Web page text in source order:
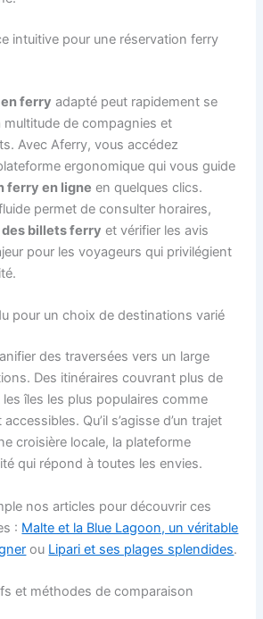
intuitive pour une réservation ferry
ferry adapté peut rapidement se
multitude de compagnies et
Avec Aferry, vous accédez
ergonomique qui vous guide
ferry en ligne en quelques clics.
permet de consulter horaires,
billets ferry et vérifier les avis
pour les voyageurs qui privilégient
pour un choix de destinations varié
des traversées vers un large
Des itinéraires couvrant plus de
îles les plus populaires comme
Qu’il s’agisse d’un trajet
croisière locale, la plateforme
qui répond à toutes les envies.
nos articles pour découvrir ces
: Malte et la Blue Lagoon, un véritable
ou Lipari et ses plages splendides.
et méthodes de comparaison